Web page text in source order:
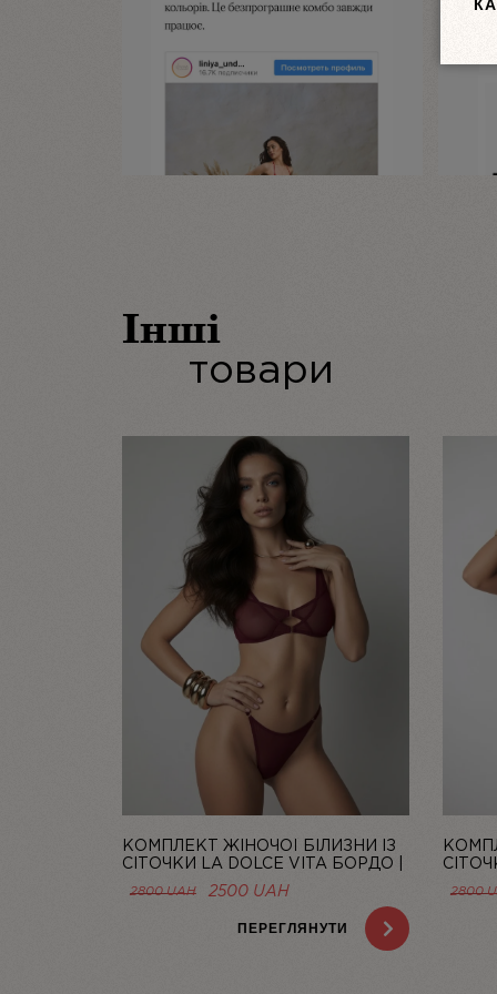
Інші
товари
КОМПЛЕКТ ЖІНОЧОЇ БІЛИЗНИ ІЗ
СІТОЧКИ LA DOLCE VITA БОРДО |
2800UAH
ОРИГІНАЛЬНА
2800 UAH.
2500 UAHПОТОЧНА
2500 UAH.
ПЕРЕГЛЯНУТИ
2800